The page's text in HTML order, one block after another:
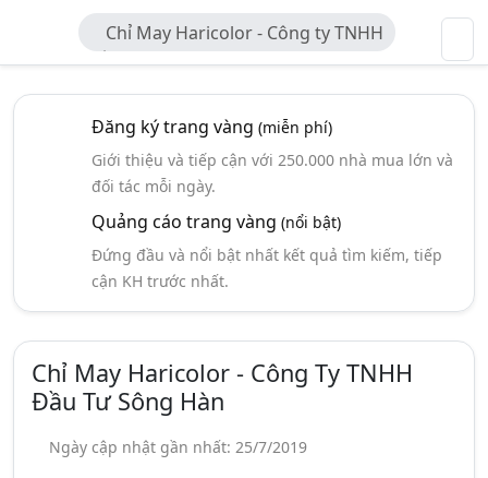
Chỉ May Haricolor - Công ty TNHH
Đầu Tư Sông Hàn
Đăng ký trang vàng (miễn phí)
Giới thiệu và tiếp cận với 250.000 nhà mua lớn và
đối tác mỗi ngày.
Quảng cáo trang vàng (nổi bật)
Đứng đầu và nổi bật nhất kết quả tìm kiếm, tiếp
cận KH trước nhất.
Chỉ May Haricolor - Công Ty TNHH
Đầu Tư Sông Hàn
Ngày cập nhật gần nhất: 25/7/2019